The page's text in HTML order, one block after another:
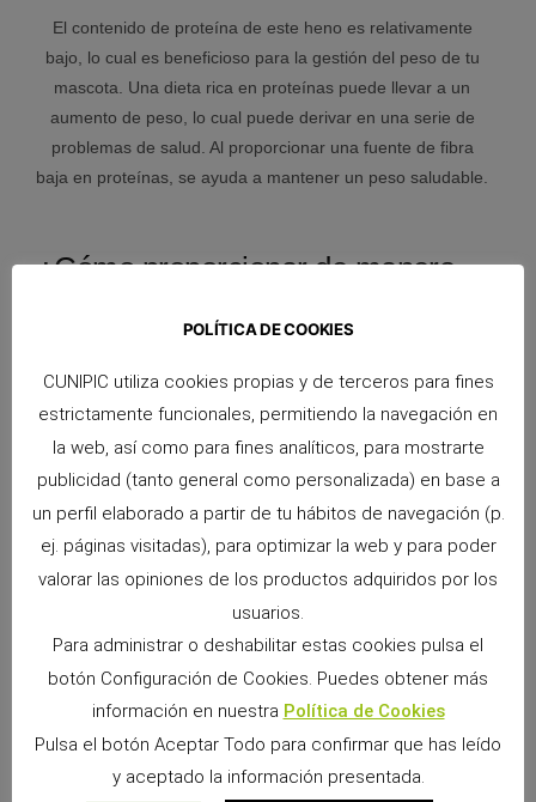
El contenido de proteína de este heno es relativamente
bajo, lo cual es beneficioso para la gestión del peso de tu
mascota. Una dieta rica en proteínas puede llevar a un
aumento de peso, lo cual puede derivar en una serie de
problemas de salud. Al proporcionar una fuente de fibra
baja en proteínas, se ayuda a mantener un peso saludable.
¿Cómo proporcionar de manera
1° Preparación del espacio
Asegúrate de que el espacio donde se encuentra tu
mascota está limpio y adecuado para que disfrute de su
heno. La higiene es esencial para mantener a tu mascota
saludable.
2: Servir el heno Timothy
Saca el heno Timothy de su empaque. Ten cuidado de no
agitarlo demasiado para evitar la pérdida de las espiguillas,
POLÍTICA DE COOKIES
CUNIPIC utiliza cookies propias y de terceros para fines
estrictamente funcionales, permitiendo la navegación en
la web, así como para fines analíticos, para mostrarte
publicidad (tanto general como personalizada) en base a
un perfil elaborado a partir de tu hábitos de navegación (p.
ej. páginas visitadas), para optimizar la web y para poder
valorar las opiniones de los productos adquiridos por los
usuarios.
Para administrar o deshabilitar estas cookies pulsa el
botón Configuración de Cookies. Puedes obtener más
información en nuestra Política de Cookies
Pulsa el botón Aceptar Todo para confirmar que has leído
y aceptado la información presentada.